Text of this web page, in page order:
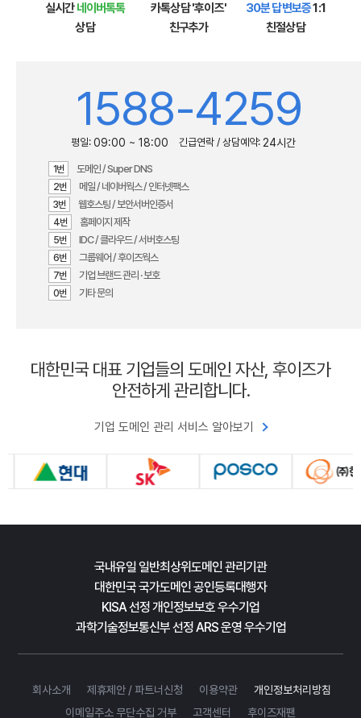
실시간네이버톡톡
상담
카톡상담 '후이즈'
친구추가
30분 답변보증1:1
친절상담
1588-4259
평일: 09:00 ~ 18:00 긴급연락 / 상담예약: 24시간
1번 도메인 / Super DNS
2번 메일 / 네이버웍스 / 인터넷팩스
3번 웹호스팅 / 보안서버인증서
4번 홈페이지 제작
5번 IDC / 클라우드 / 서버호스팅
6번 그룹웨어 / 후이즈웍스
7번 기업 브랜드 관리 · 보호
0번 기타 문의
대한민국 대표 기업들의 도메인 자산, 후이즈가
안전하게 관리합니다.
기업 도메인 관리 서비스 알아보기
국내유일 일반최상위도메인 관리기관
대한민국 국가도메인 공인등록대행자
KISA 선정 개인정보보호 우수기업
과학기술정보통신부 선정 ARS 운영 우수기업
회사소개 제휴제안 / 파트너신청 이용약관
개인정보처리방침
이메일주소 무단수집 거부
고객센터 후이즈재팬